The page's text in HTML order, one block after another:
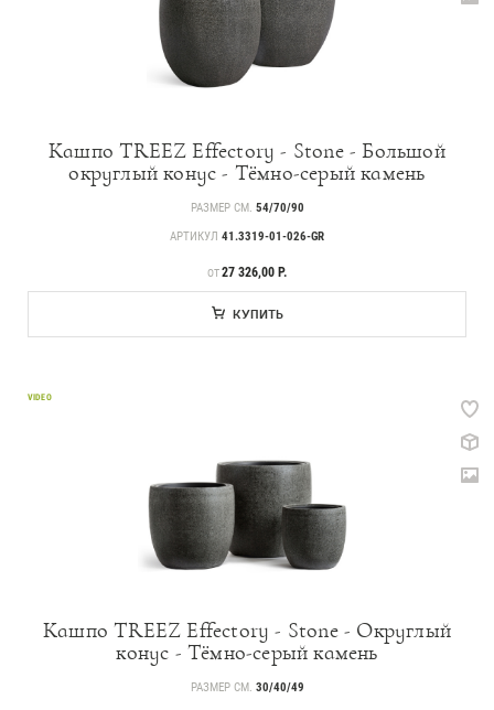
Кашпо TREEZ Effectory - Stone - Большой
округлый конус - Тёмно-серый камень
РАЗМЕР СМ. 54/70/90
АРТИКУЛ 41.3319-01-026-GR
ЦЕНА
ОТ27 326,00 Р.
КУПИТЬ
VIDEO
Кашпо TREEZ Effectory - Stone - Округлый
конус - Тёмно-серый камень
РАЗМЕР СМ. 30/40/49